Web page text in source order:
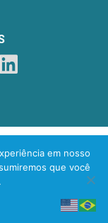
reservados.
Amazônia
em nosso
que você